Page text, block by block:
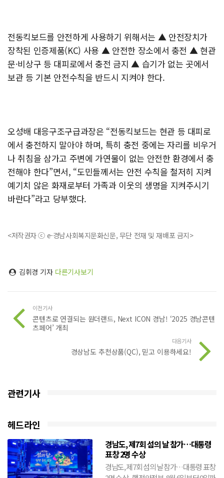
전동킥보드를 안전하게 사용하기 위해서는 ▲ 안전장치가
장착된 인증제품(KC) 사용 ▲ 안전한 장소에서 충전 ▲ 현관
문·비상구 등 대피로에서 충전 금지 ▲ 습기가 없는 곳에서
보관 등 기본 안전수칙을 반드시 지켜야 한다.
오성배 대응구조구급과장은 “전동킥보드는 현관 등 대피로
에서 충전하지 말아야 하며, 특히 충전 중에는 자리를 비우거
나 취침을 삼가고 주변에 가연물이 없는 안전한 환경에서 충
전해야 한다”면서, “도민들께서는 안전 수칙을 철저히 지켜
예기치 않은 화재로부터 가족과 이웃의 생명을 지켜주시기
바란다”라고 당부했다.
<저작권자 ⓒ e-경남사회복지문화신문, 무단 전재 및 재배포 금지>
김휘경 기자 다른기사보기
이전기사
콘텐츠로 연결되는 원더랜드, Next ICON 경남! ‘2025 경남콘텐
츠페어’ 개최
다음기사
경상남도 추천상품(QC), 믿고 이용하세요!
관련기사
헤드라인
경남도, 제7회 섬의 날 참가…대통령
표창 2명 수상
경남도, 제7회 섬의 날 참가…대통령 표창